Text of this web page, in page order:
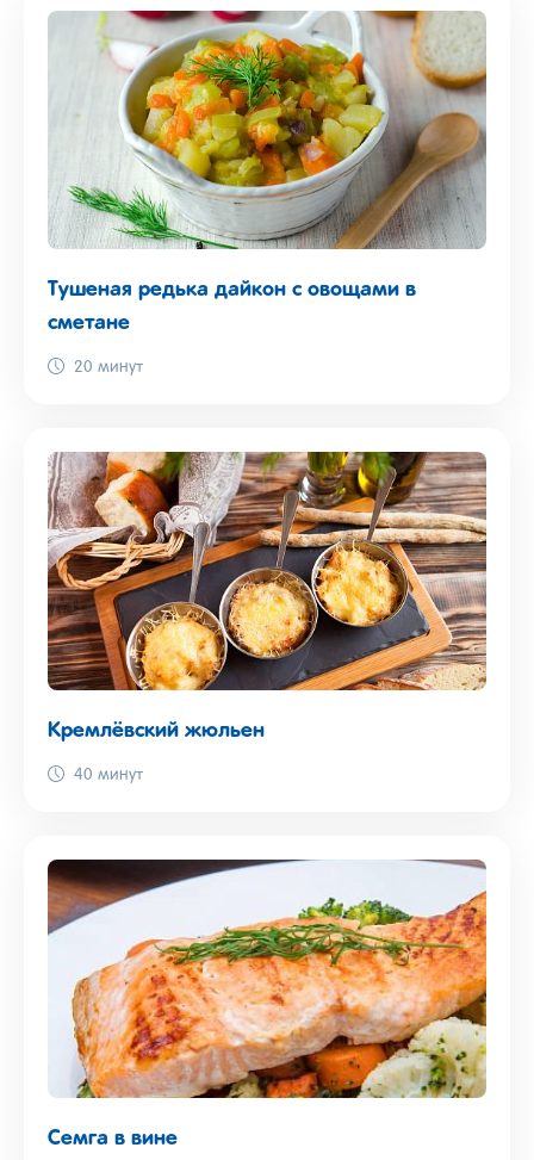
Тушеная редька дайкон с овощами в
сметане
20 минут
Кремлёвский жюльен
40 минут
Семга в вине